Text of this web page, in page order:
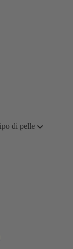
di pelle